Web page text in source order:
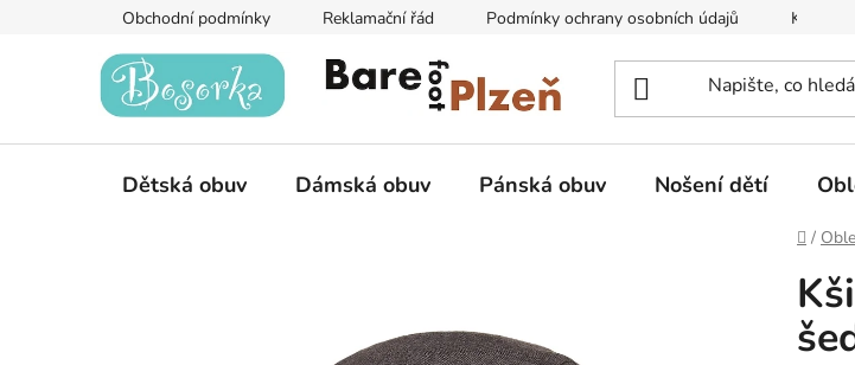
Obchodní podmínky Reklamační řád Podmínky ochrany osobních údajů
Dětská obuv Dámská obuv Pánská obuv Nošení dětí
Domů
/